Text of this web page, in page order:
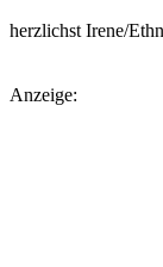
herzlichst Irene/
Anzeige: